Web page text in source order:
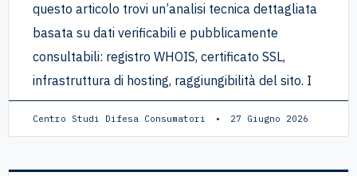
questo articolo trovi un’analisi tecnica dettagliata
basata su dati verificabili e pubblicamente
consultabili: registro WHOIS, certificato SSL,
infrastruttura di hosting, raggiungibilità del sito. I
Centro Studi Difesa Consumatori 27 Giugno 2026